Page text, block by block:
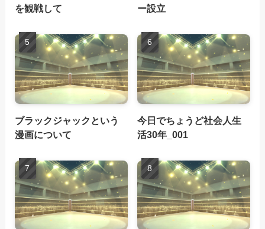
を観戦して
ー設立
ブラックジャックという
漫画について
今日でちょうど社会人生
活30年_001